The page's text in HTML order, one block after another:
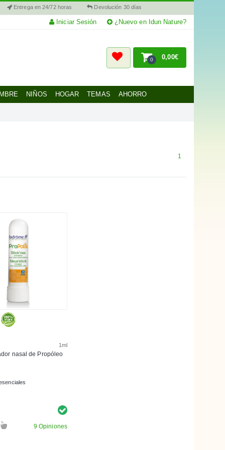
Entrega en 24/72 horas Devolución 30 días
Iniciar Sesión ¿Nuevo en Idun Nature?
0 0,00€
NIÑOS HOGAR TEMAS AHORRO
1
1ml
nasal de Propóleo
9 Opiniones